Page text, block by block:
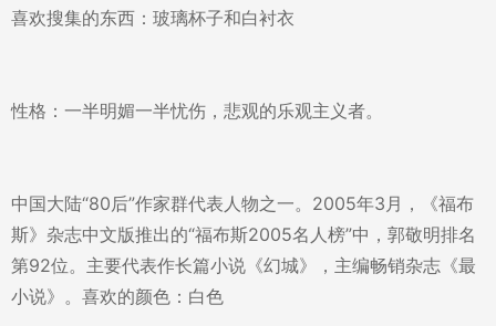
喜欢搜集的东西：玻璃杯子和白衬衣
性格：一半明媚一半忧伤，悲观的乐观主义者。
中国大陆“80后”作家群代表人物之一。2005年3月，《福布
斯》杂志中文版推出的“福布斯2005名人榜”中，郭敬明排名
第92位。主要代表作长篇小说《幻城》，主编畅销杂志《最
小说》。喜欢的颜色：白色